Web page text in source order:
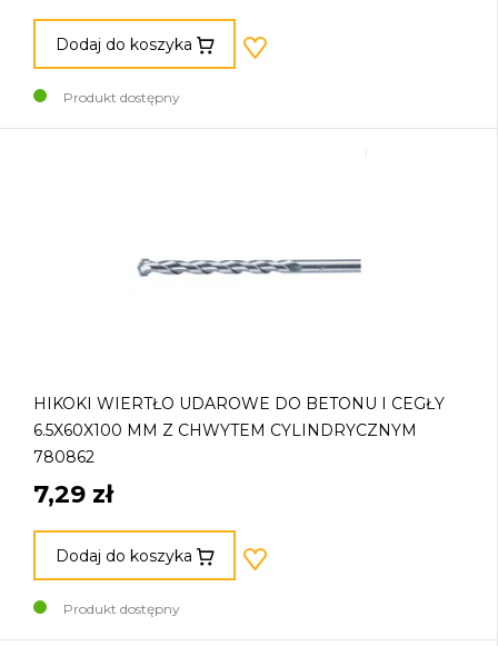
Dodaj do koszyka
Produkt dostępny
HIKOKI WIERTŁO UDAROWE DO BETONU I CEGŁY
6.5X60X100 MM Z CHWYTEM CYLINDRYCZNYM
780862
7,29 zł
Dodaj do koszyka
Produkt dostępny